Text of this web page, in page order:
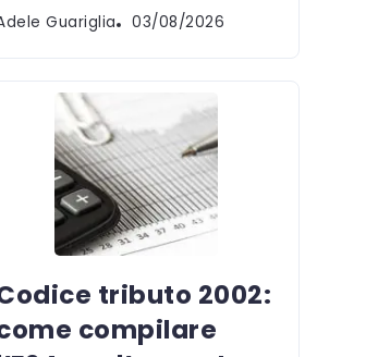
Guariglia 03/08/2026
tributo 2002:
compilare